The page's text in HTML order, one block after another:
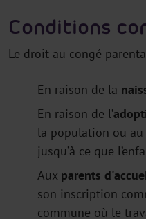
Conditions
Le droit au congé
En raison de la
En raison de l’
la population ou au
jusqu’à ce que
Aux parents
son inscription
commune où le